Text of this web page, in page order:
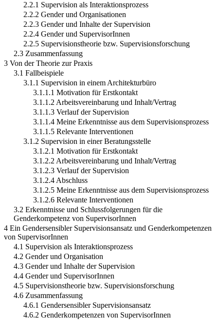
2.2.1 Supervision als Interaktionsprozess
2.2.2 Gender und Organisationen
2.2.3 Gender und Inhalte der Supervision
2.2.4 Gender und SupervisorInnen
2.2.5 Supervisionstheorie bzw. Supervisionsforschung
2.3 Zusammenfassung
3 Von der Theorie zur Praxis
3.1 Fallbeispiele
3.1.1 Supervision in einem Architekturbüro
3.1.1.1 Motivation für Erstkontakt
3.1.1.2 Arbeitsvereinbarung und Inhalt/Vertrag
3.1.1.3 Verlauf der Supervision
3.1.1.4 Meine Erkenntnisse aus dem Supervisionsprozess
3.1.1.5 Relevante Interventionen
3.1.2 Supervision in einer Beratungsstelle
3.1.2.1 Motivation für Erstkontakt
3.1.2.2 Arbeitsvereinbarung und Inhalt/Vertrag
3.1.2.3 Verlauf der Supervision
3.1.2.4 Abschluss
3.1.2.5 Meine Erkenntnisse aus dem Supervisionsprozess
3.1.2.6 Relevante Interventionen
3.2 Erkenntnisse und Schlussfolgerungen für die
Genderkompetenz von SupervisorInnen
4 Ein Gendersensibler Supervisionsansatz und Genderkompetenzen
von SupervisorInnen
4.1 Supervision als Interaktionsprozess
4.2 Gender und Organisation
4.3 Gender und Inhalte der Supervision
4.4 Gender und SupervisorInnen
4.5 Supervisionstheorie bzw. Supervisionsforschung
4.6 Zusammenfassung
4.6.1 Gendersensibler Supervisionsansatz
4.6.2 Genderkompetenzen von SupervisorInnen